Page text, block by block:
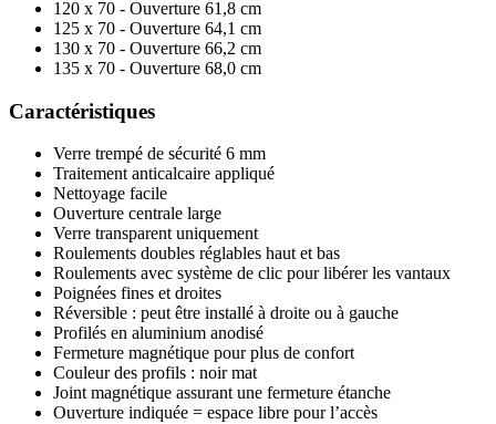
120 x 70 - Ouverture 61,8 cm
125 x 70 - Ouverture 64,1 cm
130 x 70 - Ouverture 66,2 cm
135 x 70 - Ouverture 68,0 cm
Caractéristiques
Verre trempé de sécurité 6 mm
Traitement anticalcaire appliqué
Nettoyage facile
Ouverture centrale large
Verre transparent uniquement
Roulements doubles réglables haut et bas
Roulements avec système de clic pour libérer les vantaux
Poignées fines et droites
Réversible : peut être installé à droite ou à gauche
Profilés en aluminium anodisé
Fermeture magnétique pour plus de confort
Couleur des profils : noir mat
Joint magnétique assurant une fermeture étanche
Ouverture indiquée = espace libre pour l’accès